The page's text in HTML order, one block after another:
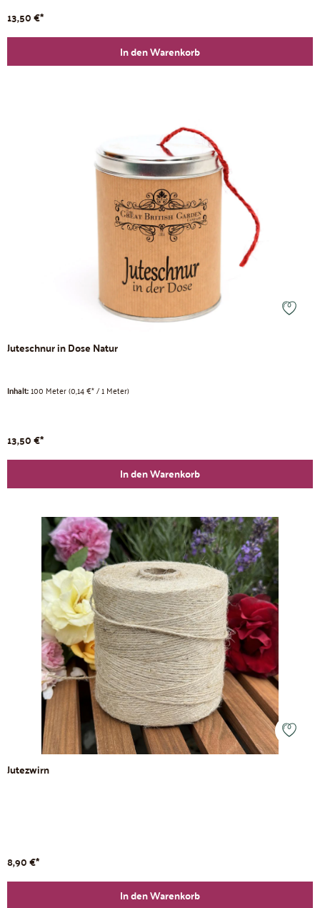
13,50 €*
In den Warenkorb
Juteschnur in Dose Natur
Inhalt:100 Meter(0,14 €* / 1 Meter)
13,50 €*
In den Warenkorb
Jutezwirn
8,90 €*
In den Warenkorb